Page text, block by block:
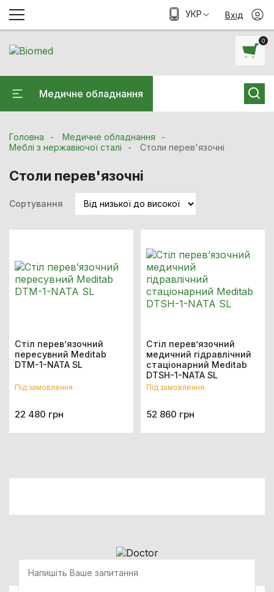
0
Медичне обладнання
УКР Вхід
Головна
Медичне обладнання
Меблі з нержавіючої сталі
Столи перев'язочні
Столи перев'язочні
Сортування
Стіл перев’язочний
пересувний Meditab
DTM-1-NATA SL
Під замовлення
22 480 грн
Стіл перев’язочний
медичний гідравлічний
стаціонарний Meditab
DTSH-1-NATA SL
Під замовлення
52 860 грн